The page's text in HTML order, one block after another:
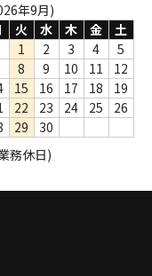
年9月)
火 水 木 金
土
1
2 3 4
5
8 9 10 11
12
15 16 17 18
19
22 23 24 25
26
29
30
務休日)